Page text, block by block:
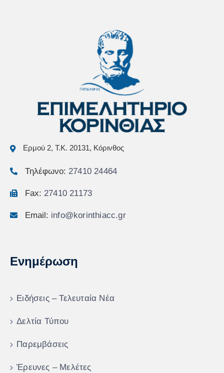
Ερμού 2, Τ.Κ. 20131, Κόρινθος
Τηλέφωνο: 27410 24464
Fax: 27410 21173
Email: info@korinthiacc.gr
Ενημέρωση
Ειδήσεις – Τελευταία Νέα
Δελτία Τύπου
Παρεμβάσεις
Έρευνες – Μελέτες